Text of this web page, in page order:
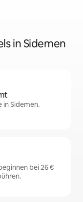
in Sidemen
in Sidemen.
bei 26 €